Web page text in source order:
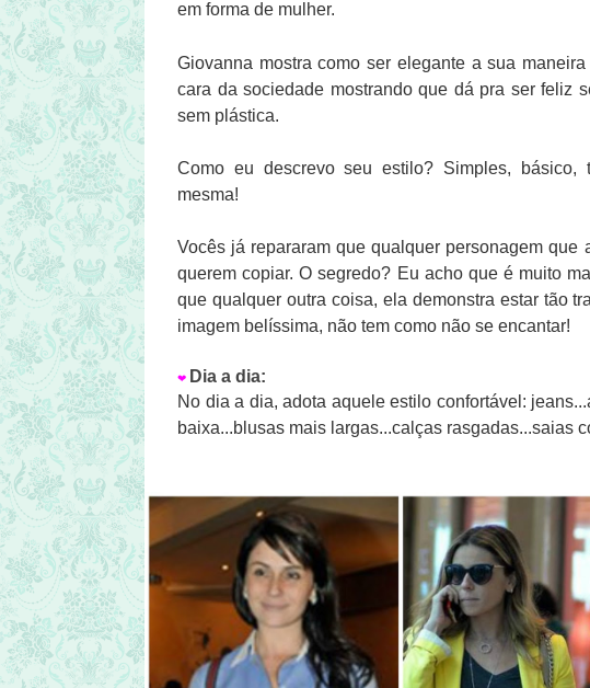
em forma de mulher.
Giovanna mostra como ser elegante a sua
cara da sociedade mostrando que dá pra ser feliz
sem plástica.
Como eu descrevo seu estilo? Simples, básico,
mesma!
Vocês já repararam que qualquer personagem que
querem copiar. O segredo? Eu acho que é muito
que qualquer outra coisa, ela demonstra estar tão
imagem belíssima, não tem como não se encantar!
❤ Dia a dia:
No dia a dia, adota aquele estilo confortável:
baixa...blusas mais largas...calças rasgadas...saias